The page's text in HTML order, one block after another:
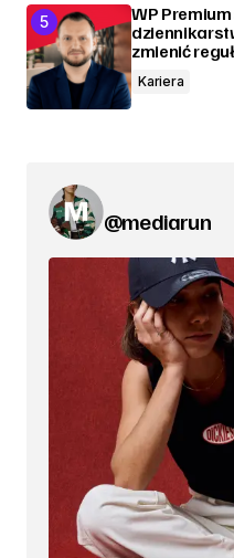
WP
zmienić
Kariera
@mediarun